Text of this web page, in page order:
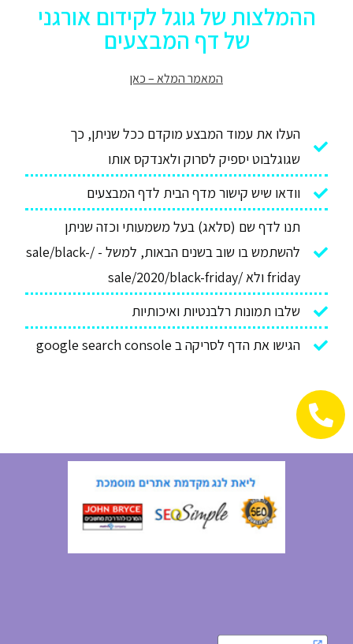
ההמלצות של גוגל לקידום אורגני
של דף המבצעים
המאמר המלא – כאן
העלו את עמוד המבצע מוקדם ככל שניתן, כך
שגוגלבוט יספיק לסרוק ולאנדקס אותו
וודאו שיש קישור מדף הבית לדף המבצעים
תנו לדף שם (סלאג) בעל משמעותי וכזה שניתן
להשתמש בו שוב בשנים הבאות, למשל - /sale/black-
friday ולא /sale/2020/black-friday
שלבו תמונות רלבנטיות ואיכותיות
הגישו את הדף לסריקה ב google search console